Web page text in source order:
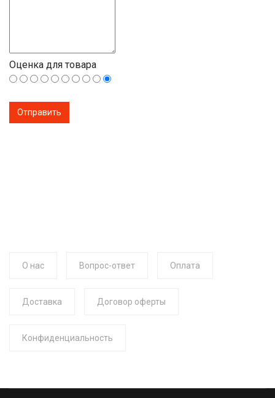
Оценка для товара
О нас Вопрос-ответ Оплата
Доставка Договор оферты
Конфиденциальность